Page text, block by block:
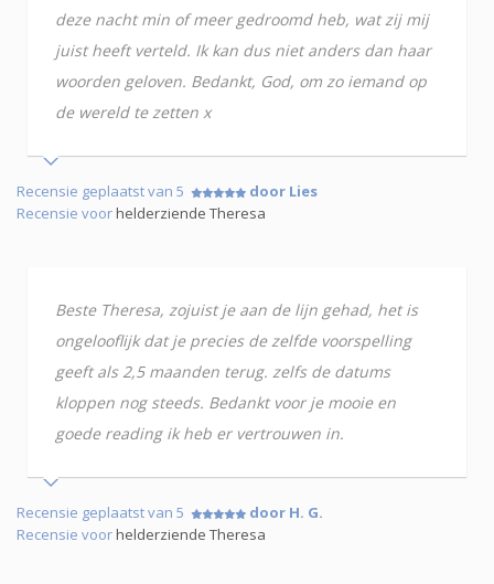
deze nacht min of meer gedroomd heb, wat zij mij
juist heeft verteld. Ik kan dus niet anders dan haar
woorden geloven. Bedankt, God, om zo iemand op
de wereld te zetten x
Recensie geplaatst van 5
door Lies
Recensie voorhelderziende Theresa
Beste Theresa, zojuist je aan de lijn gehad, het is
ongelooflijk dat je precies de zelfde voorspelling
geeft als 2,5 maanden terug. zelfs de datums
kloppen nog steeds. Bedankt voor je mooie en
goede reading ik heb er vertrouwen in.
Recensie geplaatst van 5
door H. G.
Recensie voorhelderziende Theresa